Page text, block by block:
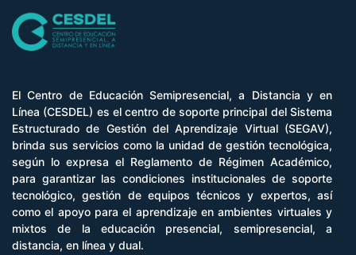
El Centro de Educación Semipresencial, a Distancia y en
Línea (CESDEL) es el centro de soporte principal del Sistema
Estructurado de Gestión del Aprendizaje Virtual (SEGAV),
brinda sus servicios como la unidad de gestión tecnológica,
según lo expresa el Reglamento de Régimen Académico,
para garantizar las condiciones institucionales de soporte
tecnológico, gestión de equipos técnicos y expertos, así
como el apoyo para el aprendizaje en ambientes virtuales y
mixtos de la educación presencial, semipresencial, a
distancia, en línea y dual.